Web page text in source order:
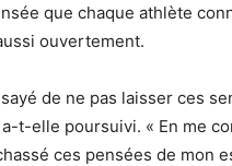
que chaque athlète
ouvertement.
de ne pas laisser ces
a-t-elle poursuivi. « En me
ces pensées de mon